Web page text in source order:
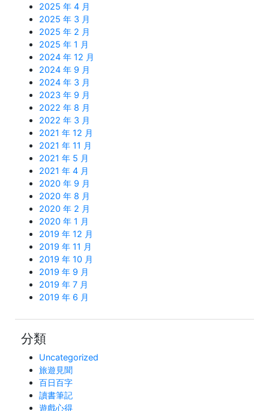
2025 年 4 月
2025 年 3 月
2025 年 2 月
2025 年 1 月
2024 年 12 月
2024 年 9 月
2024 年 3 月
2023 年 9 月
2022 年 8 月
2022 年 3 月
2021 年 12 月
2021 年 11 月
2021 年 5 月
2021 年 4 月
2020 年 9 月
2020 年 8 月
2020 年 2 月
2020 年 1 月
2019 年 12 月
2019 年 11 月
2019 年 10 月
2019 年 9 月
2019 年 7 月
2019 年 6 月
分類
Uncategorized
旅遊見聞
百日百字
讀書筆記
遊戲心得